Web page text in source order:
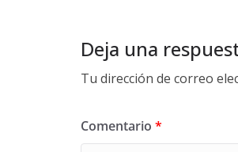
Deja una
Tu dirección de correo
Comentario *